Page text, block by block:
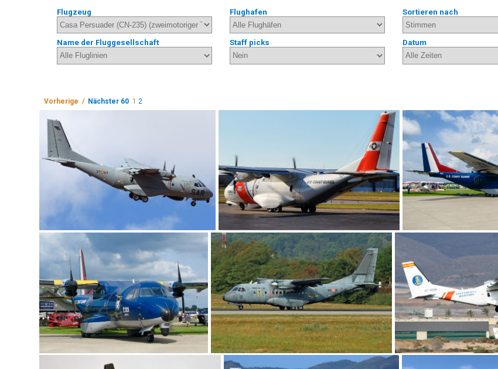
Flugzeug Flughafen Sortieren nach
Name der Fluggesellschaft Staff picks Datum
Vorherige / Nächster 60 1 2